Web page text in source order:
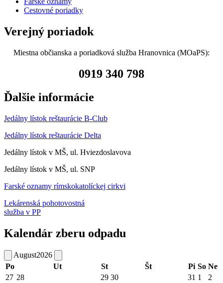
Cestovné poriadky
Verejný poriadok
Miestna občianska a poriadková služba Hranovnica (MOaPS):
0919 340 798
Ďalšie informácie
Jedálny lístok reštaurácie B-Club
Jedálny lístok reštaurácie Delta
Jedálny lístok v MŠ, ul. Hviezdoslavova
Jedálny lístok v MŠ, ul. SNP
Farské oznamy rímskokatolíckej cirkvi
Lekárenská pohotovostná
služba v PP
Kalendár zberu odpadu
August2026
Po
Ut St Št Pi So Ne
27 28 29 30 31 1 2